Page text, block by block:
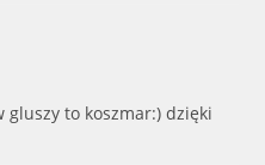
to koszmar:) dzięki